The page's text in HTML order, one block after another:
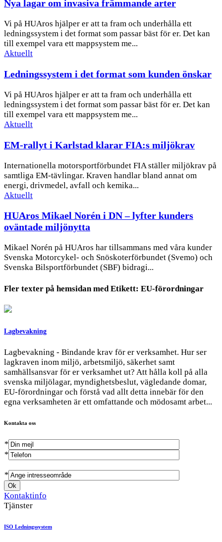
Nya lagar om invasiva främmande arter
Vi på HUAros hjälper er att ta fram och underhålla ett
ledningssystem i det format som passar bäst för er. Det kan
till exempel vara ett mappsystem me...
Aktuellt
Ledningssystem i det format som kunden önskar
Vi på HUAros hjälper er att ta fram och underhålla ett
ledningssystem i det format som passar bäst för er. Det kan
till exempel vara ett mappsystem me...
Aktuellt
EM-rallyt i Karlstad klarar FIA:s miljökrav
Internationella motorsportförbundet FIA ställer miljökrav på
samtliga EM-tävlingar. Kraven handlar bland annat om
energi, drivmedel, avfall och kemika...
Aktuellt
HUAros Mikael Norén i DN – lyfter kunders
oväntade miljönytta
Mikael Norén på HUAros har tillsammans med våra kunder
Svenska Motorcykel- och Snöskoterförbundet (Svemo) och
Svenska Bilsportförbundet (SBF) bidragi...
Fler texter på hemsidan medEtikett: EU-förordningar
Lagbevakning
Lagbevakning - Bindande krav för er verksamhet. Hur ser
lagkraven inom miljö, arbetsmiljö, säkerhet samt
samhällsansvar för er verksamhet ut? Att hålla koll på alla
svenska miljölagar, myndighetsbeslut, vägledande domar,
EU-förordningar och förstå vad allt detta innebär för den
egna verksamheten är ett omfattande och mödosamt arbet...
Kontakta oss
*
*
*
Kontaktinfo
Tjänster
ISO Ledningssystem